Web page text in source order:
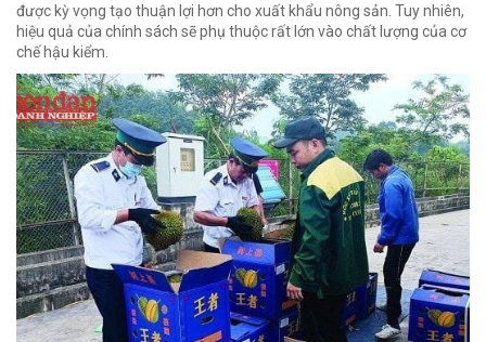
được kỳ vọng tạo thuận lợi hơn cho xuất khẩu nông sản. Tuy nhiên,
hiệu quả của chính sách sẽ phụ thuộc rất lớn vào chất lượng của cơ
chế hậu kiểm.